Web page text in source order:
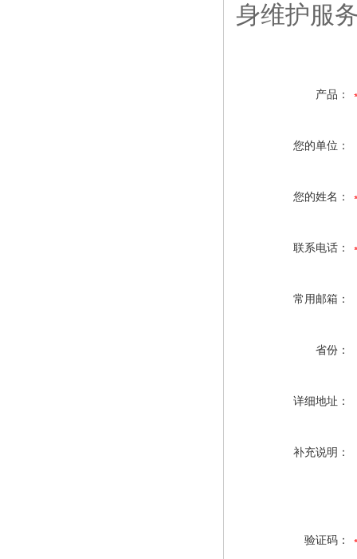
身维护服
产品：
您的单位：
您的姓名：
联系电话：
常用邮箱：
省份：
详细地址：
补充说明：
验证码：